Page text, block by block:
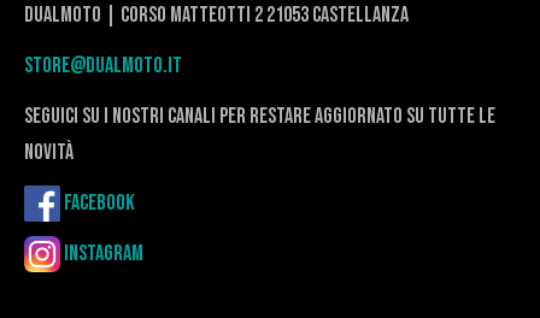
DualMoto | corso Matteotti 2 21053 Castellanza
store@dualmoto.it
seguici su i nostri canali per restare aggiornato su tutte le
novità
Facebook
Instagram